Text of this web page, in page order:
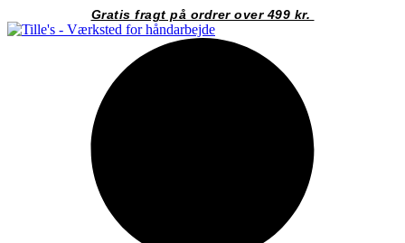
til
Gratis fragt på ordrer over 499 kr.